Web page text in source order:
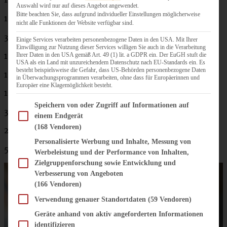
150 ml Rapsöl (oder anderes Pflanzenöl nach Belieben)
375 g Mehl
1 TL Zimt
1 Päckchen Backpulver
100 ml Milch
30 g Back-Kakao
2 EL Milch
50 g gehackte Zartbitterschokolade
Auswahl wird nur auf dieses Angebot angewendet.
Bitte beachten Sie, dass aufgrund individueller Einstellungen möglicherweise
nicht alle Funktionen der Website verfügbar sind.
Einige Services verarbeiten personenbezogene Daten in den USA. Mit Ihrer
Einwilligung zur Nutzung dieser Services willigen Sie auch in die Verarbeitung
Ihrer Daten in den USA gemäß Art. 49 (1) lit. a GDPR ein. Der EuGH stuft die
USA als ein Land mit unzureichendem Datenschutz nach EU-Standards ein. Es
besteht beispielsweise die Gefahr, dass US-Behörden personenbezogene Daten
in Überwachungsprogrammen verarbeiten, ohne dass für Europäerinnen und
Europäer eine Klagemöglichkeit besteht.
Im Folgenden finden Sie eine Liste der Zwecke des IAB Transparency and Consent
Speichern von oder Zugriff auf Informationen auf
einem Endgerät
(168 Vendoren)
Personalisierte Werbung und Inhalte, Messung von
Werbeleistung und der Performance von Inhalten,
Zielgruppenforschung sowie Entwicklung und
Verbesserung von Angeboten
(166 Vendoren)
Verwendung genauer Standortdaten (59 Vendoren)
Geräte anhand von aktiv angeforderten Informationen
identifizieren